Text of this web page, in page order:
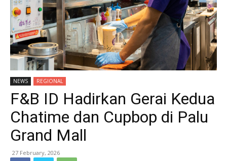
NEWS REGIONAL
F&B ID Hadirkan Gerai Kedua
Chatime dan Cupbop di Palu
Grand Mall
27 February, 2026